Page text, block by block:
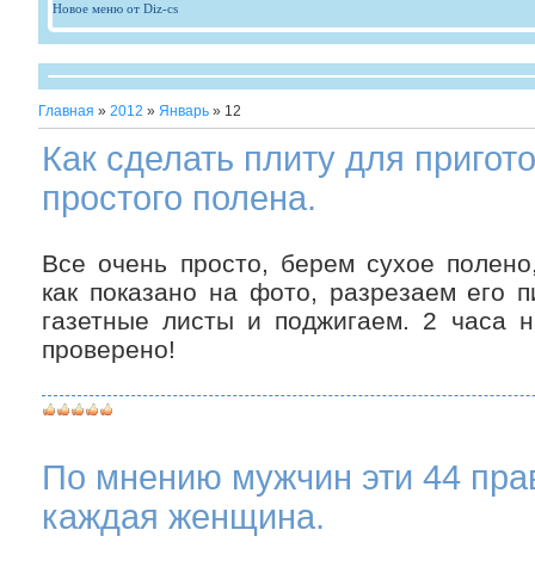
Новое меню от Diz-cs
Главная » 2012 » Январь » 12
Как сделать плиту для
простого полена.
Все очень просто, берем сухое
как показано на фото, разрезаем его
газетные листы и поджигаем. 2 часа
проверено!
По мнению мужчин эти 44
каждая женщина.